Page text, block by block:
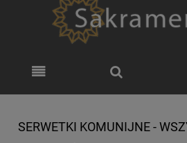
SERWETKI KOMUNIJNE -